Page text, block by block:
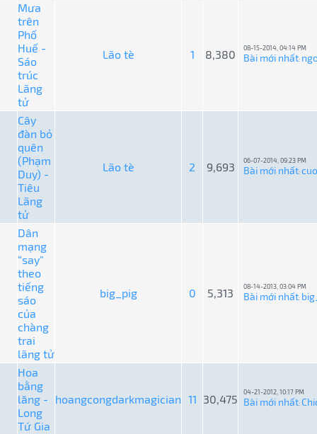
Mưa
trên
Phố
Huế -
Sáo
trúc
Lãng
tử
Lão tè 1 8,380 08-15-2014, 04:14 PM
Bài mới nhất:
Cây
đàn bỏ
quên
(Phạm
Duy) -
Tiêu
Lãng
tử
Lão tè 2 9,693 06-07-2014, 09:23 PM
Bài mới nhất:
Dân
mạng
“say”
theo
tiếng
sáo
của
chàng
trai
lãng tử
big_pig 0 5,313 08-14-2013, 03:04 PM
Bài mới nhất:
Hoa
bằng
lăng -
Long
Tứ Gia
hoangcongdarkmagician 11 30,475
04-21-2012, 10:17 PM
Bài mới nhất: